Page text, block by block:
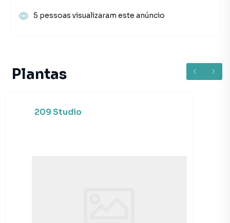
Plantas
209 Studio
5 pessoas visualizaram este anúncio